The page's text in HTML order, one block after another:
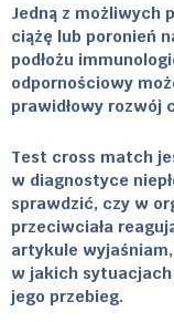
Jedną z możliwych
ciążę lub poronień
podłożu
odpornościowy
prawidłowy rozwój
Test cross match
w diagnostyce
sprawdzić, czy w
przeciwciała
artykule
w jakich
jego przebieg.